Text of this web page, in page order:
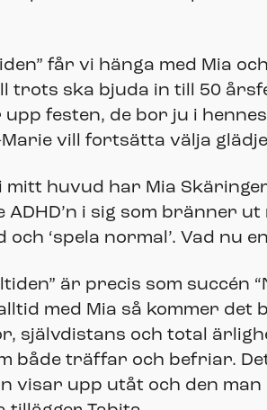
får vi hänga med Mia
trots ska bjuda in till 50
festen, de bor ju i
vill fortsätta välja
i mitt huvud har Mia
ADHD’n i sig som bränner
‘spela normal’. Vad nu
är precis som succén
med Mia så kommer
självdistans och total
både träffar och befriar.
visar upp utåt och den